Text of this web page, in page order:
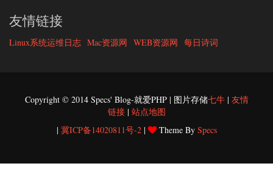
友情链接
Linux系统运维日志 Mac资源网 WEB资源网 每日诗词
Copyright © 2014 Specs' Blog-就爱PHP | 图片存储七牛| 友情
链接| 站点地图
| 冀ICP备14020811号-2| Theme By Specs